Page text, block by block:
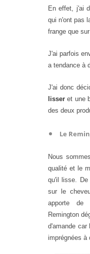
En effet, j'ai
qui n'ont pas
frange que
J'ai parfois
a tendance à
J'ai donc
lisser et une
des deux
Le
Nous
qualité et le
qu'il lisse. De
sur le
apporte
Remington
d'amande car
imprégnées à